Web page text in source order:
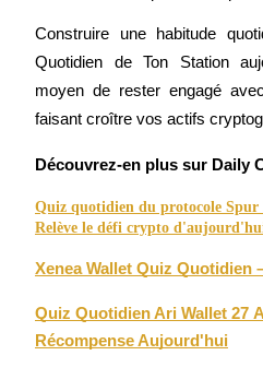
Des rendements élevés et un
Launchpool
Staking flexible pour gagner
Construire une habitude
Quotidien de Ton Station
moyen de rester engagé
faisant croître vos actifs
Découvrez-en plus sur Daily
Quiz quotidien du protocole Spur
Relève le défi crypto
Xenea Wallet Quiz Quotidien
Quiz Quotidien Ari Wallet 27
Récompense Aujourd'hui